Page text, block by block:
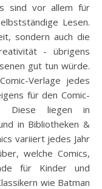
Lesen.
sondern auch die
- übrigens
gut tun würde.
Verlage jedes
für den Comic-
Diese liegen in
in Bibliotheken &
variiert jedes Jahr
welche Comics,
für Kinder und
wie Batman